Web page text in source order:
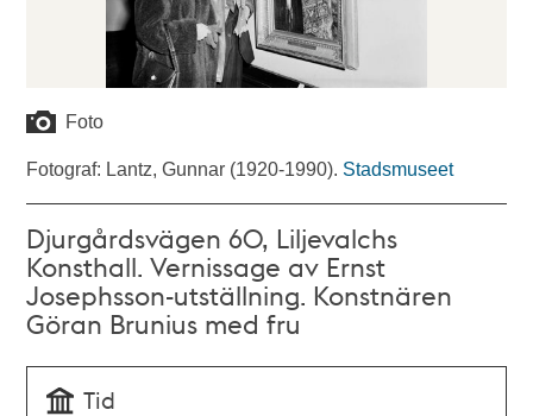
Foto
Fotograf: Lantz, Gunnar (1920-1990). Stadsmuseet
Djurgårdsvägen 60, Liljevalchs
Konsthall. Vernissage av Ernst
Josephsson-utställning. Konstnären
Göran Brunius med fru
Tid